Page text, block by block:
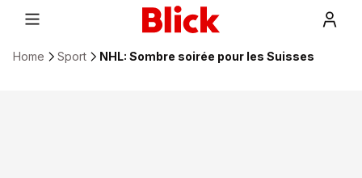
Home Sport NHL: Sombre soirée pour les Suisses